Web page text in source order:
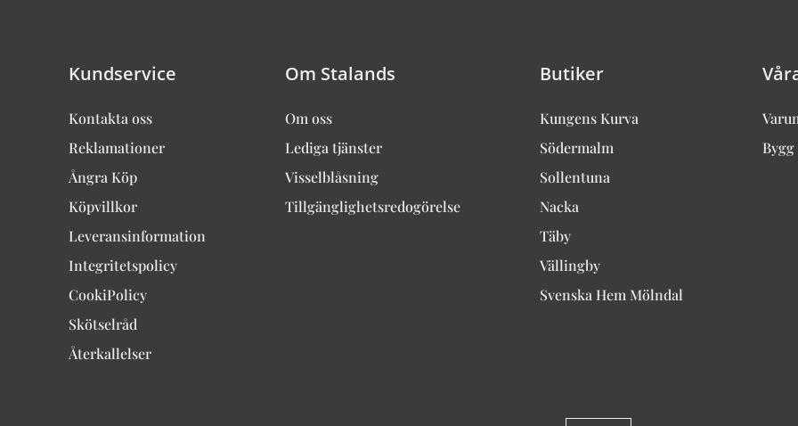
Kundservice
Kontakta oss
Reklamationer
Ångra Köp
Köpvillkor
Leveransinformation
Integritetspolicy
CookiPolicy
Skötselråd
Återkallelser
Om Stalands
Om oss
Lediga tjänster
Visselblåsning
Tillgänglighetsredogörelse
Butiker
Kungens Kurva
Södermalm
Sollentuna
Nacka
Täby
Vällingby
Svenska Hem Mölndal